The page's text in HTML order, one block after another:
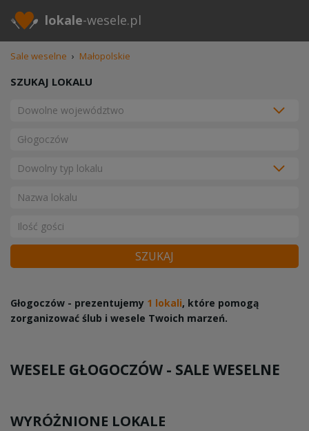
lokale-wesele.pl
Sale weselne › Małopolskie
SZUKAJ LOKALU
SZUKAJ
Głogoczów - prezentujemy 1 lokali, które pomogą
zorganizować ślub i wesele Twoich marzeń.
WESELE GŁOGOCZÓW - SALE WESELNE
WYRÓŻNIONE LOKALE